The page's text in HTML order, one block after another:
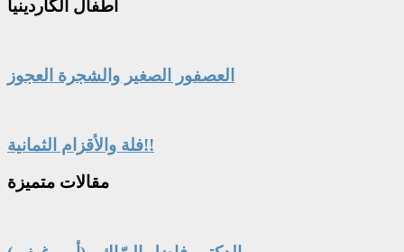
أطفال الگاردينيا
العصفور الصغير والشجرة العجوز
فلة والأقزام الثمانية!!
مقالات متميزة